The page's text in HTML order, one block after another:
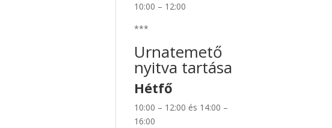
10:00 – 12:00
***
Urnatemető
nyitva tartása
Hétfő
10:00 – 12:00 és 14:00 –
16:00